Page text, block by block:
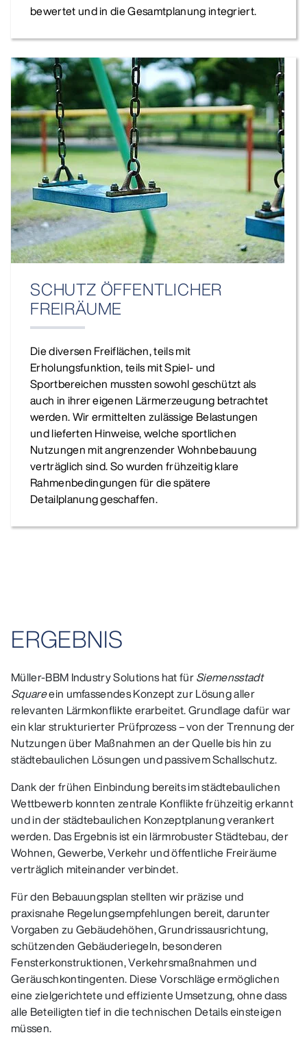
bewertet und in die Gesamtplanung integriert.
SCHUTZ ÖFFENTLICHER
FREIRÄUME
Die diversen Freiflächen, teils mit
Erholungsfunktion, teils mit Spiel- und
Sportbereichen mussten sowohl geschützt als
auch in ihrer eigenen Lärmerzeugung betrachtet
werden. Wir ermittelten zulässige Belastungen
und lieferten Hinweise, welche sportlichen
Nutzungen mit angrenzender Wohnbebauung
verträglich sind. So wurden frühzeitig klare
Rahmenbedingungen für die spätere
Detailplanung geschaffen.
ERGEBNIS
Müller‑BBM Industry Solutions hat fürSiemensstadt
Squareein umfassendes Konzept zur Lösung aller
relevanten Lärmkonflikte erarbeitet. Grundlage dafür war
ein klar strukturierter Prüfprozess – von der Trennung der
Nutzungen über Maßnahmen an der Quelle bis hin zu
städtebaulichen Lösungen und passivem Schallschutz.
Dank der frühen Einbindung bereits im städtebaulichen
Wettbewerb konnten zentrale Konflikte frühzeitig erkannt
und in der städtebaulichen Konzeptplanung verankert
werden. Das Ergebnis ist ein lärmrobuster Städtebau, der
Wohnen, Gewerbe, Verkehr und öffentliche Freiräume
verträglich miteinander verbindet.
Für den Bebauungsplan stellten wir präzise und
praxisnahe Regelungsempfehlungen bereit, darunter
Vorgaben zu Gebäudehöhen, Grundrissausrichtung,
schützenden Gebäuderiegeln, besonderen
Fensterkonstruktionen, Verkehrsmaßnahmen und
Geräuschkontingenten. Diese Vorschläge ermöglichen
eine zielgerichtete und effiziente Umsetzung, ohne dass
alle Beteiligten tief in die technischen Details einsteigen
müssen.